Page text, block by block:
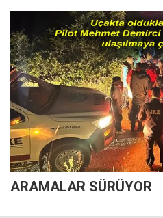
ARAMALAR SÜRÜYOR